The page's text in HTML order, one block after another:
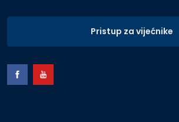
Pristup za vijećnike